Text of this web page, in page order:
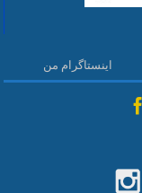
اینستاگرام من